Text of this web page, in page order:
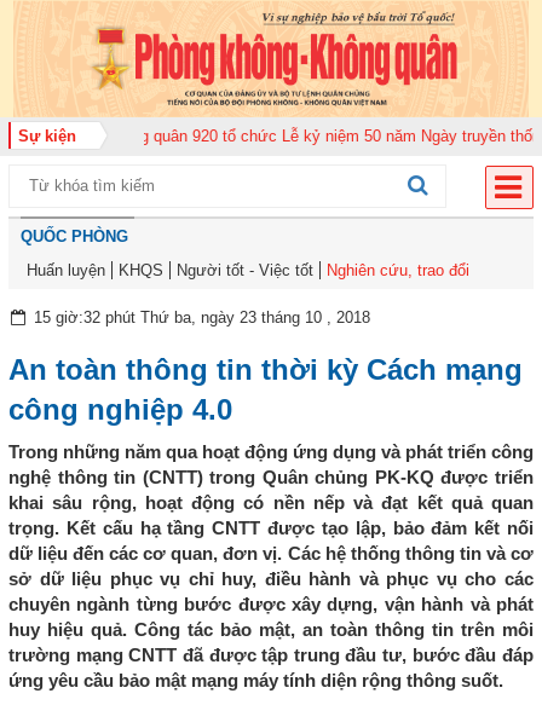
Sự kiện
đoàn Không quân 920 tổ chức Lễ kỷ niệm 50 năm Ngày truyền thống
QUỐC PHÒNG
Huấn luyện
KHQS Người tốt - Việc tốt Nghiên cứu, trao đổi
15 giờ:32 phút Thứ ba, ngày 23 tháng 10 , 2018
An toàn thông tin thời kỳ Cách mạng
công nghiệp 4.0
Trong những năm qua hoạt động ứng dụng và phát triển công
nghệ thông tin (CNTT) trong Quân chủng PK-KQ được triển
khai sâu rộng, hoạt động có nền nếp và đạt kết quả quan
trọng. Kết cấu hạ tầng CNTT được tạo lập, bảo đảm kết nối
dữ liệu đến các cơ quan, đơn vị. Các hệ thống thông tin và cơ
sở dữ liệu phục vụ chỉ huy, điều hành và phục vụ cho các
chuyên ngành từng bước được xây dựng, vận hành và phát
huy hiệu quả. Công tác bảo mật, an toàn thông tin trên môi
trường mạng CNTT đã được tập trung đầu tư, bước đầu đáp
ứng yêu cầu bảo mật mạng máy tính diện rộng thông suốt.